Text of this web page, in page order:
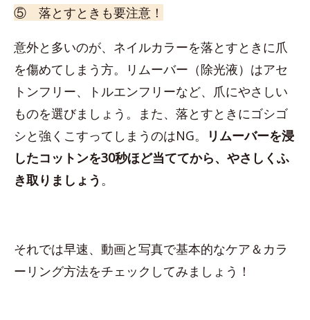
⑤ 落とすときも要注意！
意外と多いのが、ネイルカラーを落とすときに爪
を傷めてしまう方。リムーバー（除光液）はアセ
トンフリー、トルエンフリーなど、爪にやさしい
ものを選びましょう。また、落とすときにゴシゴ
シと強くこすってしまうのはNG。
リムーバーを浸
したコットンを30秒ほど当ててから、やさしくふ
き取りましょう 。
それでは早速、動画と写真で基本的なケア＆カラ
ーリング方法をチェックしてみましょう！